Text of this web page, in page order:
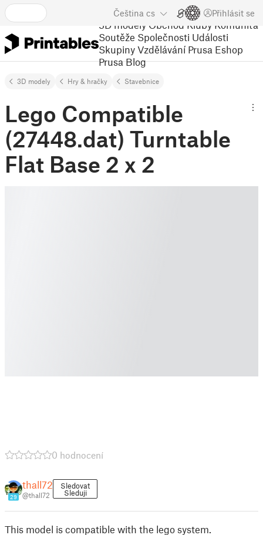
Čeština cs Přihlásit se
3D modely Obchod Kluby Komunita
Soutěže Společnosti Události
Skupiny Vzdělávání Prusa Eshop
Prusa Blog
3D modely Hry & hračky Stavebnice
Lego Compatible
(27448.dat) Turntable
Flat Base 2 x 2
0 hodnocení
29
thall72
@thall72
Sledovat
Sleduji
This model is compatible with the lego system.